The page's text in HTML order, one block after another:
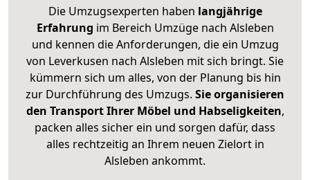
Die Umzugsexperten haben langjährige
Erfahrung im Bereich Umzüge nach Alsleben
und kennen die Anforderungen, die ein Umzug
von Leverkusen nach Alsleben mit sich bringt. Sie
kümmern sich um alles, von der Planung bis hin
zur Durchführung des Umzugs. Sie organisieren
den Transport Ihrer Möbel und Habseligkeiten,
packen alles sicher ein und sorgen dafür, dass
alles rechtzeitig an Ihrem neuen Zielort in
Alsleben ankommt.